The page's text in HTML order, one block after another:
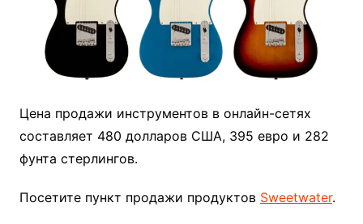
Цена продажи инструментов в онлайн-сетях
составляет 480 долларов США, 395 евро и 282
фунта стерлингов.
Посетите пункт продажи продуктов Sweetwater.